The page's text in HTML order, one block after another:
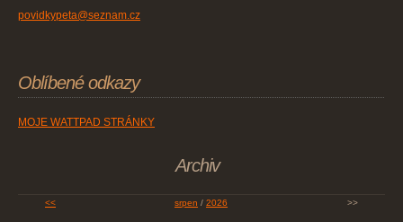
povidkypeta@seznam.cz
Oblíbené odkazy
MOJE WATTPAD STRÁNKY
Archiv
<< srpen / 2026 >>